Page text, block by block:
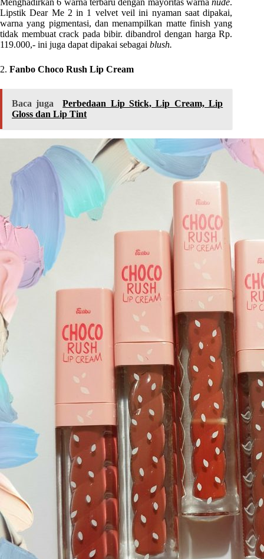
Lipstik Dear Me 2 in 1 velvet veil ini nyaman saat dipakai,
warna yang pigmentasi, dan menampilkan matte finish yang
tidak membuat crack pada bibir. dibandrol dengan harga Rp.
119.000,- ini juga dapat dipakai sebagai blush.
2. Fanbo Choco Rush Lip Cream
Baca juga
Perbedaan Lip Stick, Lip Cream, Lip
Gloss dan Lip Tint